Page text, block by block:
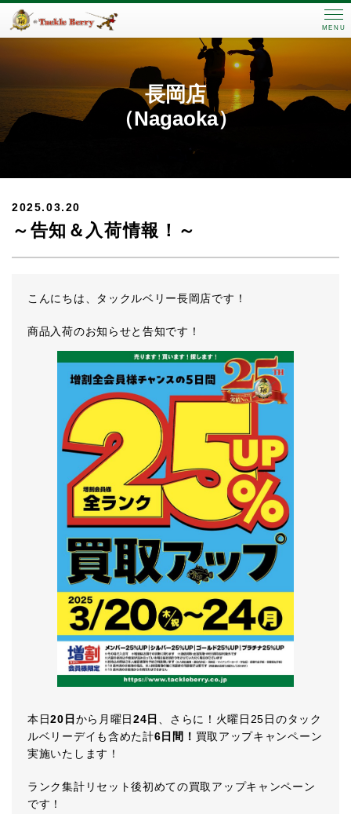
MENU
長岡店
（Nagaoka）
2025.03.20
～告知＆入荷情報！～
こんにちは、タックルベリー長岡店です！
商品入荷のお知らせと告知です！
本日20日 から月曜日24日 、さらに！火曜日25日のタック
ルベリーデイも含めた計6日間！ 買取アップキャンペーン
実施いたします！
ランク集計リセット後初めての買取アップキャンペーン
です！